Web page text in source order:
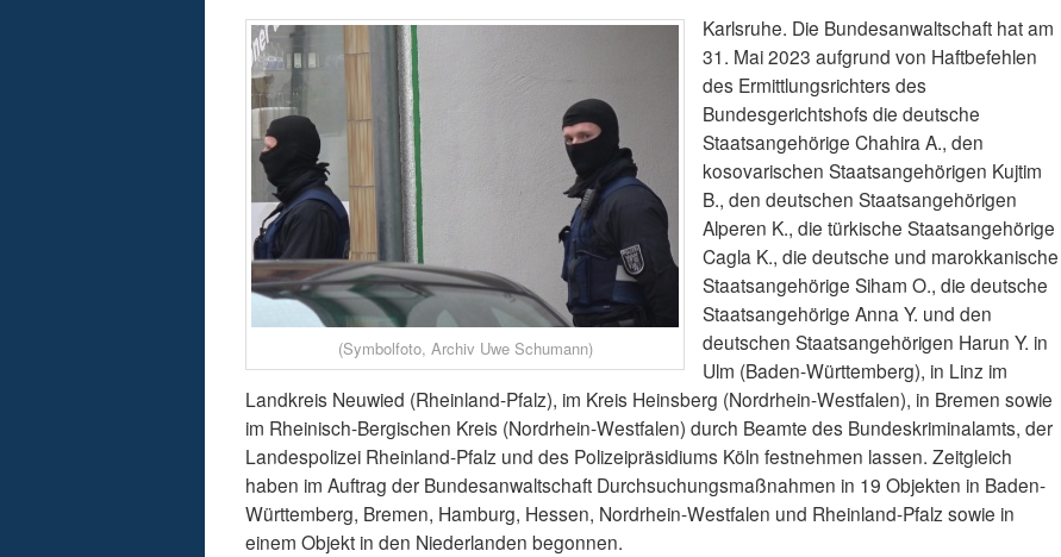
(Symbolfoto, Archiv Uwe Schumann)
Karlsruhe. Die Bundesanwaltschaft hat am
31. Mai 2023 aufgrund von Haftbefehlen
des Ermittlungsrichters des
Bundesgerichtshofs die deutsche
Staatsangehörige Chahira A., den
kosovarischen Staatsangehörigen Kujtim
B., den deutschen Staatsangehörigen
Alperen K., die türkische Staatsangehörige
Cagla K., die deutsche und marokkanische
Staatsangehörige Siham O., die deutsche
Staatsangehörige Anna Y. und den
deutschen Staatsangehörigen Harun Y. in
Ulm (Baden-Württemberg), in Linz im
Landkreis Neuwied (Rheinland-Pfalz), im Kreis Heinsberg (Nordrhein-Westfalen), in Bremen sowie
im Rheinisch-Bergischen Kreis (Nordrhein-Westfalen) durch Beamte des Bundeskriminalamts, der
Landespolizei Rheinland-Pfalz und des Polizeipräsidiums Köln festnehmen lassen. Zeitgleich
haben im Auftrag der Bundesanwaltschaft Durchsuchungsmaßnahmen in 19 Objekten in Baden-
Württemberg, Bremen, Hamburg, Hessen, Nordrhein-Westfalen und Rheinland-Pfalz sowie in
einem Objekt in den Niederlanden begonnen.